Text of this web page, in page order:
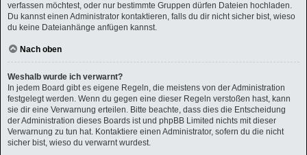
verfassen möchtest, oder nur bestimmte Gruppen dürfen Dateien hochladen.
Du kannst einen Administrator kontaktieren, falls du dir nicht sicher bist, wieso
du keine Dateianhänge anfügen kannst.
Nach oben
Weshalb wurde ich verwarnt?
In jedem Board gibt es eigene Regeln, die meistens von der Administration
festgelegt werden. Wenn du gegen eine dieser Regeln verstoßen hast, kann
sie dir eine Verwarnung erteilen. Bitte beachte, dass dies die Entscheidung
der Administration dieses Boards ist und phpBB Limited nichts mit dieser
Verwarnung zu tun hat. Kontaktiere einen Administrator, sofern du die nicht
sicher bist, wieso du verwarnt wurdest.